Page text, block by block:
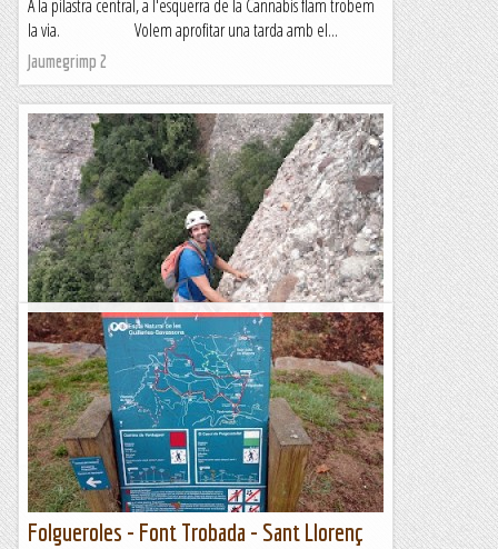
A la pilastra central, a l'esquerra de la Cannabis flam trobem
la via. Volem aprofitar una tarda amb el...
Jaumegrimp 2
Aresta del Violí a la Miranda de Sant Benet.
Molt guapa via en el seu grau, amb una pedra de primera
divisió i un traçat súper xulo. Fins l'any 2013 es trobava
equipada amb parabolts i és considerava una escalada de...
Bloc Empotrat
Folgueroles - Font Trobada - Sant Llorenç